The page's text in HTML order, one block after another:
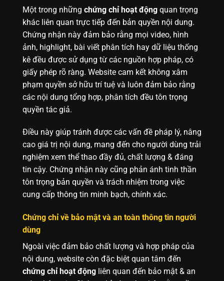
Một trong những chứng chỉ hoạt động quan trọng
khác liên quan trực tiếp đến bản quyền nội dung.
Chứng nhận này đảm bảo rằng mọi video, hình
ảnh, highlight, bài viết phân tích hay dữ liệu thống
kê đều được sử dụng từ các nguồn hợp pháp, có
giấy phép rõ ràng. Website cam kết không xâm
phạm quyền sở hữu trí tuệ và luôn đảm bảo rằng
các nội dung tổng hợp, phân tích đều tôn trọng
quyền tác giả.
Điều này giúp tránh được các vấn đề pháp lý, nâng
cao giá trị nội dung, mang đến cho người dùng trải
nghiệm xem thể thao đầy đủ, chất lượng & đáng
tin cậy. Chứng nhận này cũng phản ánh tinh thần
tôn trọng bản quyền và trách nhiệm trong việc
cung cấp thông tin minh bạch, chính xác.
Chứng chỉ về bảo mật và an toàn thông tin người
dùng
Ngoài việc đảm bảo chất lượng và hợp pháp của
nội dung, website còn đặc biệt quan tâm đến
chứng chỉ hoạt động liên quan đến bảo mật & an